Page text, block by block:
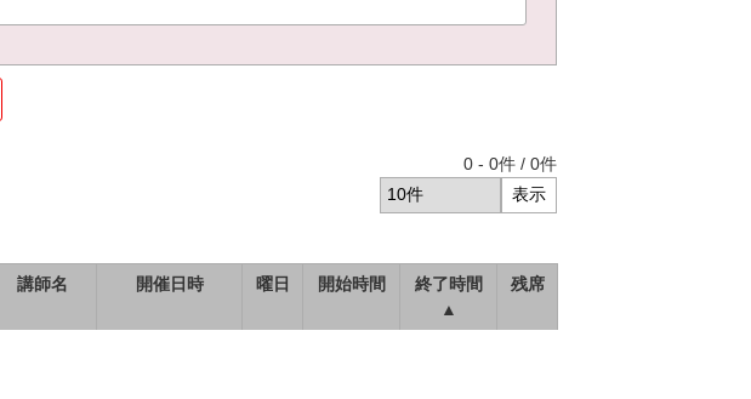
0 - 0件 / 0件
講師名 開催日時 曜日 開始時間
終了時間
▲
残席